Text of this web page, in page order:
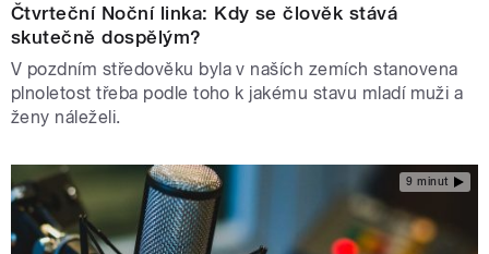
Čtvrteční Noční linka: Kdy se člověk stává
skutečně dospělým?
V pozdním středověku byla v naších zemích stanovena
plnoletost třeba podle toho k jakému stavu mladí muži a
ženy náleželi.
9 minut